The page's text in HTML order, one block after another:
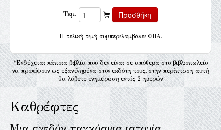
Τεμ.
H τελική τιμή συμπεριλαμβάνει ΦΠΑ.
*Ενδέχεται κάποια βιβλία που δεν είναι σε απόθεμα στο βιβλιοπωλείο
να προκύψουν ως εξαντλημένα στον εκδότη τους, στην περίπτωση αυτή
θα λάβετε ενημέρωση εντός 2 ημερών
Καθρέφτες